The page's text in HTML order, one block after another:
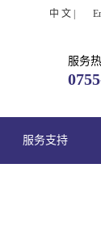
中 文
服务热
服务支持